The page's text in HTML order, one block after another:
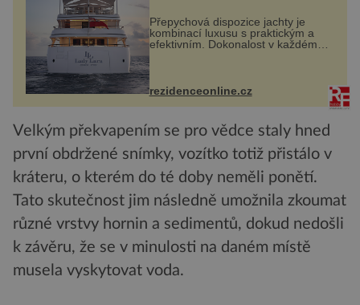
Přepychová dispozice jachty je
kombinací luxusu s praktickým a
efektivním. Dokonalost v každém
detailu představuje značka Fendi
Casa, kterou byly vybaveny její
paluby. Monacký přístav nabízí
každoročn...
rezidenceonline.cz
Velkým překvapením se pro vědce staly hned
první obdržené snímky, vozítko totiž přistálo v
kráteru, o kterém do té doby neměli ponětí.
Tato skutečnost jim následně umožnila zkoumat
různé vrstvy hornin a sedimentů, dokud nedošli
k závěru, že se v minulosti na daném místě
musela vyskytovat voda.